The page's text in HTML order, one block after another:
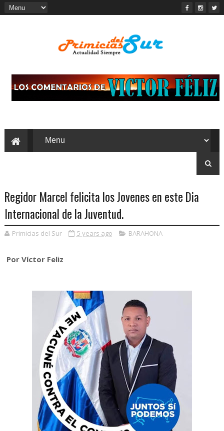
Regidor Marcel felicita los Jovenes en este Dia
Internacional de la Juventud.
Primicias del Sur 5 years ago BARAHONA
Por Víctor Feliz